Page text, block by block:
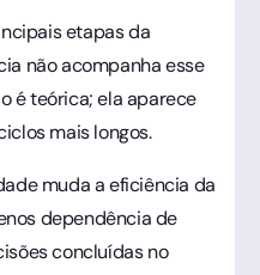
etapas da
não acompanha esse
é teórica; ela aparece
mais longos.
muda a eficiência da
dependência de
concluídas no